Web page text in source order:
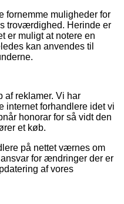
fornemme muligheder for
troværdighed. Herinde er
er muligt at notere en
kan anvendes til
af reklamer. Vi har
internet forhandlere idet vi
honorar for så vidt den
et køb.
på nettet værnes om
for ændringer der er
af vores